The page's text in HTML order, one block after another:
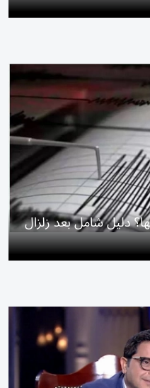
دليل شامل بعد زلزال